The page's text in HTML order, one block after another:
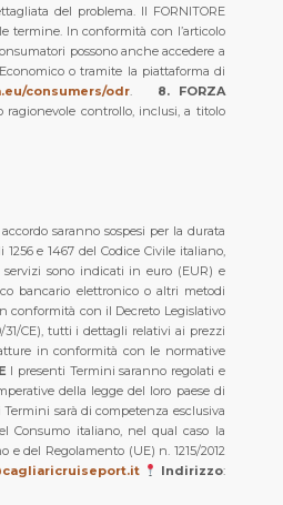
del problema. Il FORNITORE
termine. In conformità con l’articolo
possono anche accedere a
o tramite la piattaforma di
consumers/odr. 8. FORZA
controllo, inclusi, a titolo
saranno sospesi per la durata
e 1467 del Codice Civile italiano,
sono indicati in euro (EUR) e
bancario elettronico o altri metodi
conformità con il Decreto Legislativo
CE), tutti i dettagli relativi ai prezzi
in conformità con le normative
I presenti Termini saranno regolati e
della legge del loro paese di
sarà di competenza esclusiva
Consumo italiano, nel qual caso la
del Regolamento (UE) n. 1215/2012
Indirizzo: